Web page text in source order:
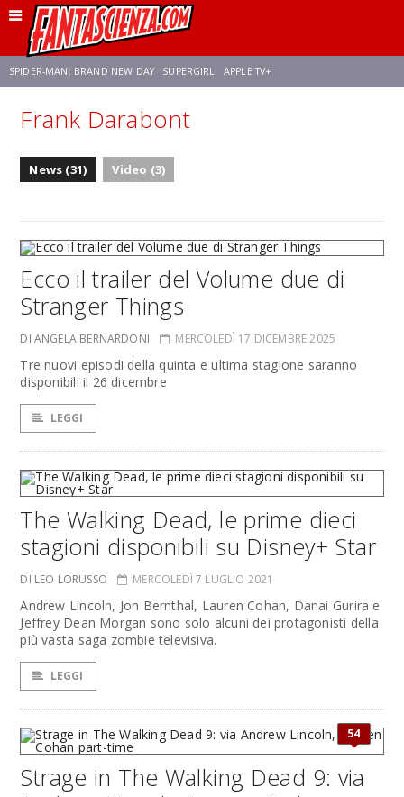
SPIDER-MAN: BRAND NEW DAY SUPERGIRL APPLE TV+
FRANCO RICCIARDIELLO ZENDAYA STAR TREK
Frank Darabont
News (31) Video (3)
Ecco il trailer del Volume due di
Stranger Things
DI ANGELA BERNARDONI MERCOLEDÌ 17 DICEMBRE 2025
Tre nuovi episodi della quinta e ultima stagione saranno
disponibili il 26 dicembre
LEGGI
The Walking Dead, le prime dieci
stagioni disponibili su Disney+ Star
DI LEO LORUSSO MERCOLEDÌ 7 LUGLIO 2021
Andrew Lincoln, Jon Bernthal, Lauren Cohan, Danai Gurira e
Jeffrey Dean Morgan sono solo alcuni dei protagonisti della
più vasta saga zombie televisiva.
LEGGI
54
Strage in The Walking Dead 9: via